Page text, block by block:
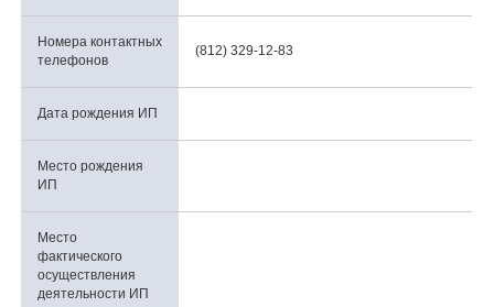
Номера контактных
телефонов
(812) 329-12-83
Дата рождения ИП
Место рождения
ИП
Место
фактического
осуществления
деятельности ИП